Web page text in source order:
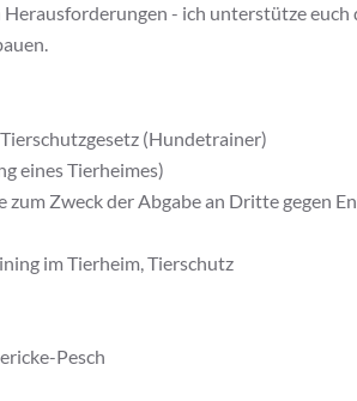
- ich unterstütze euch
(Hundetrainer)
eines Tierheimes)
Zweck der Abgabe an Dritte gegen
im Tierheim, Tierschutz
Pesch